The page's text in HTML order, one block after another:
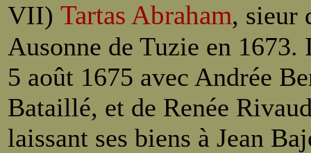
VII) Tartas Abraham, sieur
Ausonne de Tuzie en
5 août 1675 avec Andrée
Bataillé, et de Renée
laissant ses biens à Jean